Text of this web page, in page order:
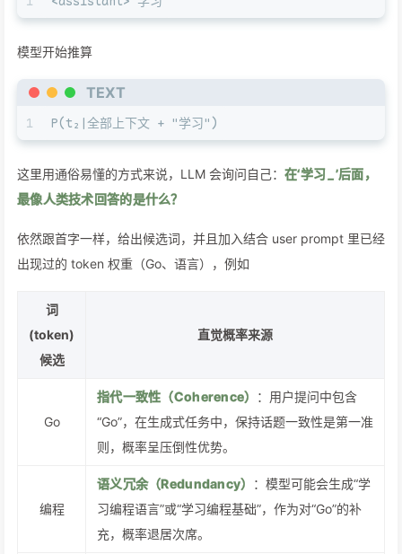
模型开始推算
TEXT
1 P(t₂|全部上下文 + "学习")
这里用通俗易懂的方式来说，LLM 会询问自己： 在‘学习
’后面，
最像人类技术回答的是什么？
依然跟首字一样，给出候选词，并且加入结合 user prompt 里已经
出现过的 token 权重（Go、语言），例如
词
(token)
候选
直觉概率来源
Go
指代一致性（Coherence） ：用户提问中包含
“Go”，在生成式任务中，保持话题一致性是第一准
则，概率呈压倒性优势。
编程
语义冗余（Redundancy） ：模型可能会生成“学
习编程语言”或“学习编程基础”，作为对“Go”的补
充，概率退居次席。